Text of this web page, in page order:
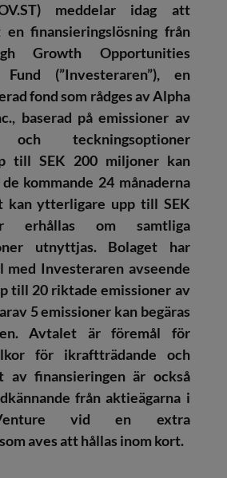
meddelar idag att
en finansieringslösning från
Growth Opportunities
Fund (”Investeraren”), en
fond som rådges av Alpha
baserad på emissioner av
och teckningsoptioner
till SEK 200 miljoner kan
kommande 24 månaderna
kan ytterligare upp till SEK
erhållas om samtliga
utnyttjas. Bolaget har
Investeraren avseende
till 20 riktade emissioner av
5 emissioner kan begäras
Avtalet är föremål för
för ikraftträdande och
av finansieringen är också
från aktieägarna i
vid en extra
aves att hållas inom kort.